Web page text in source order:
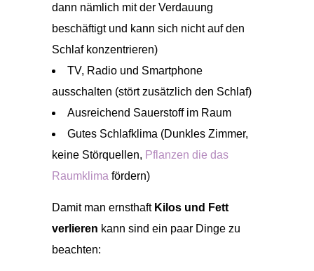
dann nämlich mit der Verdauung
beschäftigt und kann sich nicht auf den
Schlaf konzentrieren)
TV, Radio und Smartphone
ausschalten (stört zusätzlich den Schlaf)
Ausreichend Sauerstoff im Raum
Gutes Schlafklima (Dunkles Zimmer,
keine Störquellen, Pflanzen die das
Raumklima fördern)
Damit man ernsthaft Kilos und Fett
verlieren kann sind ein paar Dinge zu
beachten: